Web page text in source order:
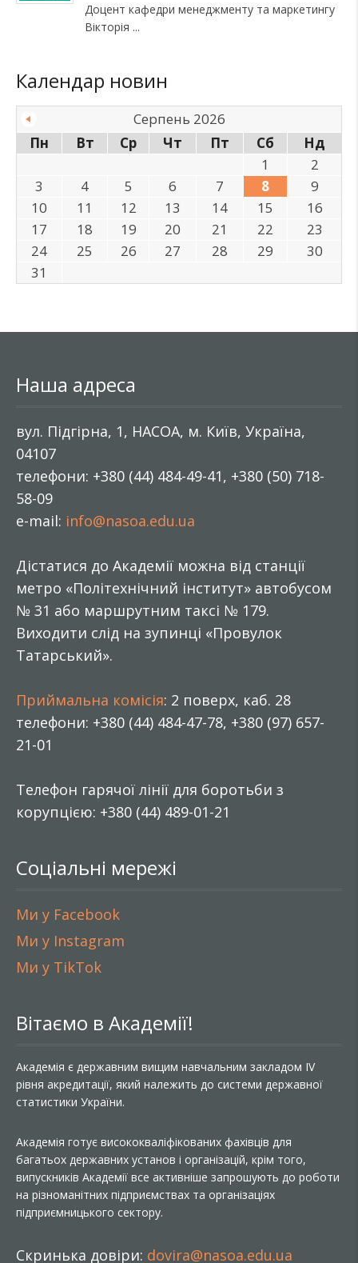
Доцент кафедри менеджменту та маркетингу
Вікторія
Календар новин
Серпень 2026
Пн
Вт Ср Чт Пт Сб
Нд
1
2
3
4 5 6 7 8
9
10
11 12 13 14 15
16
17
18 19 20 21 22
23
24
25 26 27 28 29
30
31
Наша адреса
вул. Підгірна, 1, НАСОА, м. Київ, Україна,
04107
телефони: +380 (44) 484-49-41, +380 (50) 718-
58-09
e-mail: info@nasoa.edu.ua
Дістатися до Академії можна від станції
метро «Політехнічний інститут» автобусом
№ 31 або маршрутним таксі № 179.
Виходити слід на зупинці «Провулок
Татарський».
Приймальна комісія: 2 поверх, каб. 28
телефони: +380 (44) 484-47-78, +380 (97) 657-
21-01
Телефон гарячої лінії для боротьби з
корупцією: +380 (44) 489-01-21
Соціальні мережі
Ми у Facebook
Ми у Instagram
Ми у TikTok
Вітаємо в Академії!
Академія є державним вищим навчальним закладом IV
рівня акредитації, який належить до системи державної
статистики України.
Академія готує висококваліфікованих фахівців для
багатьох державних установ і організацій, крім того,
випускників Академії все активніше запрошують до роботи
на різноманітних підприємствах та організаціях
підприємницького сектору.
Скринька довіри: dovira@nasoa.edu.ua